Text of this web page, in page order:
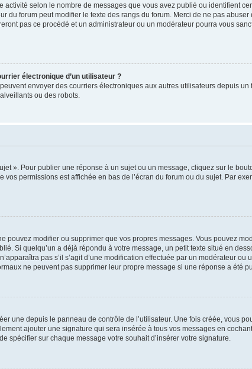
selon le nombre de messages que vous avez publié ou identifient
du forum peut modifier le texte des rangs du forum. Merci de ne pas
pas ce procédé et un administrateur ou un modérateur pourra vous
électronique d’un utilisateur ?
envoyer des courriers électroniques aux autres utilisateurs depuis
ou des robots.
». Pour publier une réponse à un sujet ou un message, cliquez sur le
permissions est affichée en bas de l’écran du forum ou du sujet. Par
pouvez modifier ou supprimer que vos propres messages. Vous pouvez
Si quelqu’un a déjà répondu à votre message, un petit texte situé en
pas s’il s’agit d’une modification effectuée par un modérateur
ne peuvent pas supprimer leur propre message si une réponse a été
une depuis le panneau de contrôle de l’utilisateur. Une fois créée, vous
ajouter une signature qui sera insérée à tous vos messages en
spécifier sur chaque message votre souhait d’insérer votre signature.